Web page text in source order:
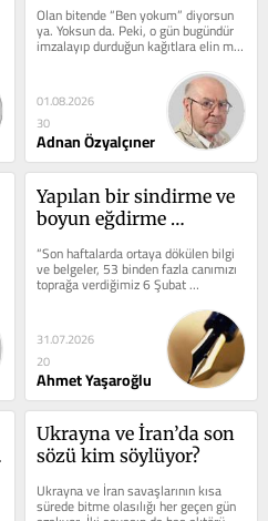
Olan bitende “Ben yokum” diyorsun
ya. Yoksun da. Peki, o gün bugündür
imzalayıp durduğun kağıtlara elin mi
değmedi, parmağında mı yok...
01.08.2026
30
Adnan Özyalçıner
Yapılan bir sindirme ve
boyun eğdirme
“Son haftalarda ortaya dökülen bilgi
ve belgeler, 53 binden fazla canımızı
toprağa verdiğimiz 6 Şubat
depremleri sürecinde neler...
31.07.2026
20
Ahmet Yaşaroğlu
Ukrayna ve İran’da son
sözü kim söylüyor?
Ukrayna ve İran savaşlarının kısa
sürede bitme olasılığı her geçen gün